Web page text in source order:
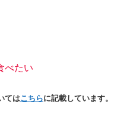
べたい
てはこちらに記載しています。